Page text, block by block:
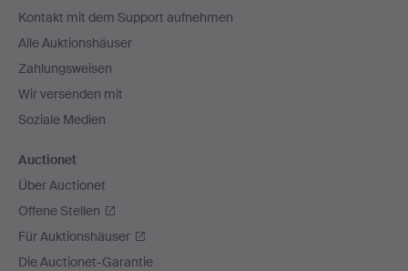
Kontakt mit dem Support aufnehmen
Alle Auktionshäuser
Zahlungsweisen
Wir versenden mit
Soziale Medien
Auctionet
Über Auctionet
Offene Stellen
Für Auktionshäuser
Die Auctionet-Garantie